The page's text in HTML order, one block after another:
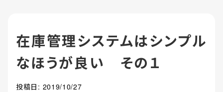
導入事例
お役立ち情報
在庫管理システムはシンプル
なほうが良い その１
投稿日: 2019/10/27